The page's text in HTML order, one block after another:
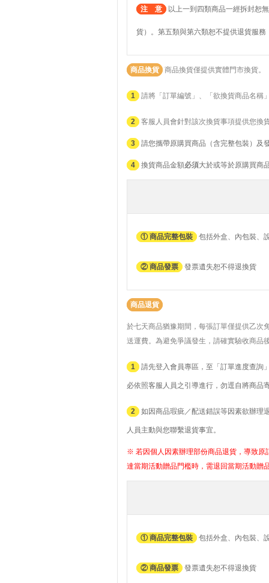
注 意 以上一到四類商品一經拆封恕
貨）。第五類與第六類恕不提供退貨服
商品換貨 商品換貨僅提供實體門市換貨。
1 請將「訂單編號」、「欲換貨商品名稱
2 客服人員會針對該次換貨事項提供您換
3 請您攜帶原購買商品（含完整包裝）及
4 換貨商品金額必須大於或等於原購買商
① 商品完整包裝 包括外盒、內包裝、
② 商品發票 發票遺失恕不得退換貨
商品退貨
於七天商品猶豫期間，每張訂單僅提供乙次
送運費。 為避免爭議發生，請確實驗收商品
1 請先登入會員專區，至「訂單進度查詢
必依照客服人員之引導進行，勿逕自將商品
2 如因商品瑕疵／配送錯誤等因素欲辦理
人員主動與您聯繫退貨事宜。
※ 若因個人因素辦理部份商品退貨，導致原
達當期活動贈品門檻時，需退回當期活動贈
① 商品完整包裝 包括外盒、內包裝、
② 商品發票 發票遺失恕不得退換貨